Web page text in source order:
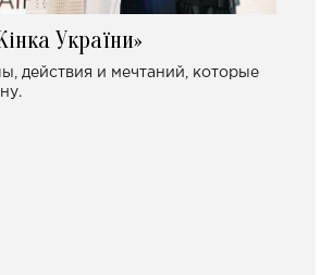
України»
действия и мечтаний, которые